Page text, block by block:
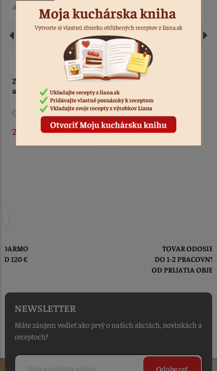
Kód: 482
Bábätko spiace ružové
9 ks
4,90 €
OD PRIJATIA OBJEDNÁVKY
NEWSLETTER
Máte záujem vedieť ako prvý o našich akciách, novinkách a
receptoch?
Odoberať